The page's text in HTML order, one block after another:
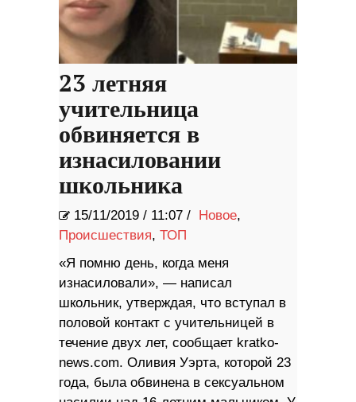
23 летняя
учительница
обвиняется в
изнасиловании
школьника
15/11/2019 / 11:07 / Новое,
Происшествия, ТОП
«Я помню день, когда меня
изнасиловали», — написал
школьник, утверждая, что вступал в
половой контакт с учительницей в
течение двух лет, сообщает kratko-
news.com. Оливия Уэрта, которой 23
года, была обвинена в сексуальном